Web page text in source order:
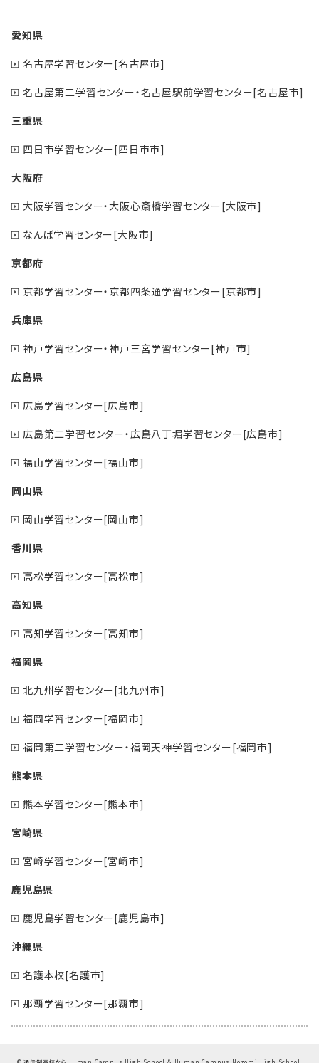
愛知県
名古屋学習センター[名古屋市]
名古屋第二学習センター・名古屋駅前学習センター[名古屋市]
三重県
四日市学習センター[四日市市]
大阪府
大阪学習センター・大阪心斎橋学習センター[大阪市]
なんば学習センター[大阪市]
京都府
京都学習センター・京都四条通学習センター[京都市]
兵庫県
神戸学習センター・神戸三宮学習センター[神戸市]
広島県
広島学習センター[広島市]
広島第二学習センター・広島八丁堀学習センター[広島市]
福山学習センター[福山市]
岡山県
岡山学習センター[岡山市]
香川県
高松学習センター[高松市]
高知県
高知学習センター[高知市]
福岡県
北九州学習センター[北九州市]
福岡学習センター[福岡市]
福岡第二学習センター・福岡天神学習センター[福岡市]
熊本県
熊本学習センター[熊本市]
宮崎県
宮崎学習センター[宮崎市]
鹿児島県
鹿児島学習センター[鹿児島市]
沖縄県
名護本校[名護市]
那覇学習センター[那覇市]